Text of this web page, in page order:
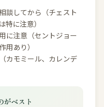
談してから（チェスト
に注意）
に注意（セントジョー
用あり）
カモミール、カレンデ
がベスト